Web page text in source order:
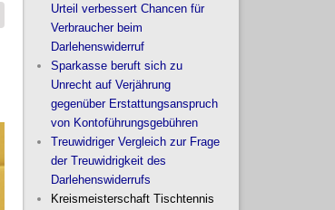
Urteil verbessert Chancen für
Verbraucher beim
Darlehenswiderruf
Sparkasse beruft sich zu
Unrecht auf Verjährung
gegenüber Erstattungsanspruch
von Kontoführungsgebühren
Treuwidriger Vergleich zur Frage
der Treuwidrigkeit des
Darlehenswiderrufs
Kreismeisterschaft Tischtennis